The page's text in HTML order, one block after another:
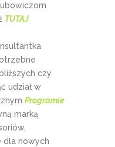
TUTAJ
czy
udział w
Programie
marką
dla nowych